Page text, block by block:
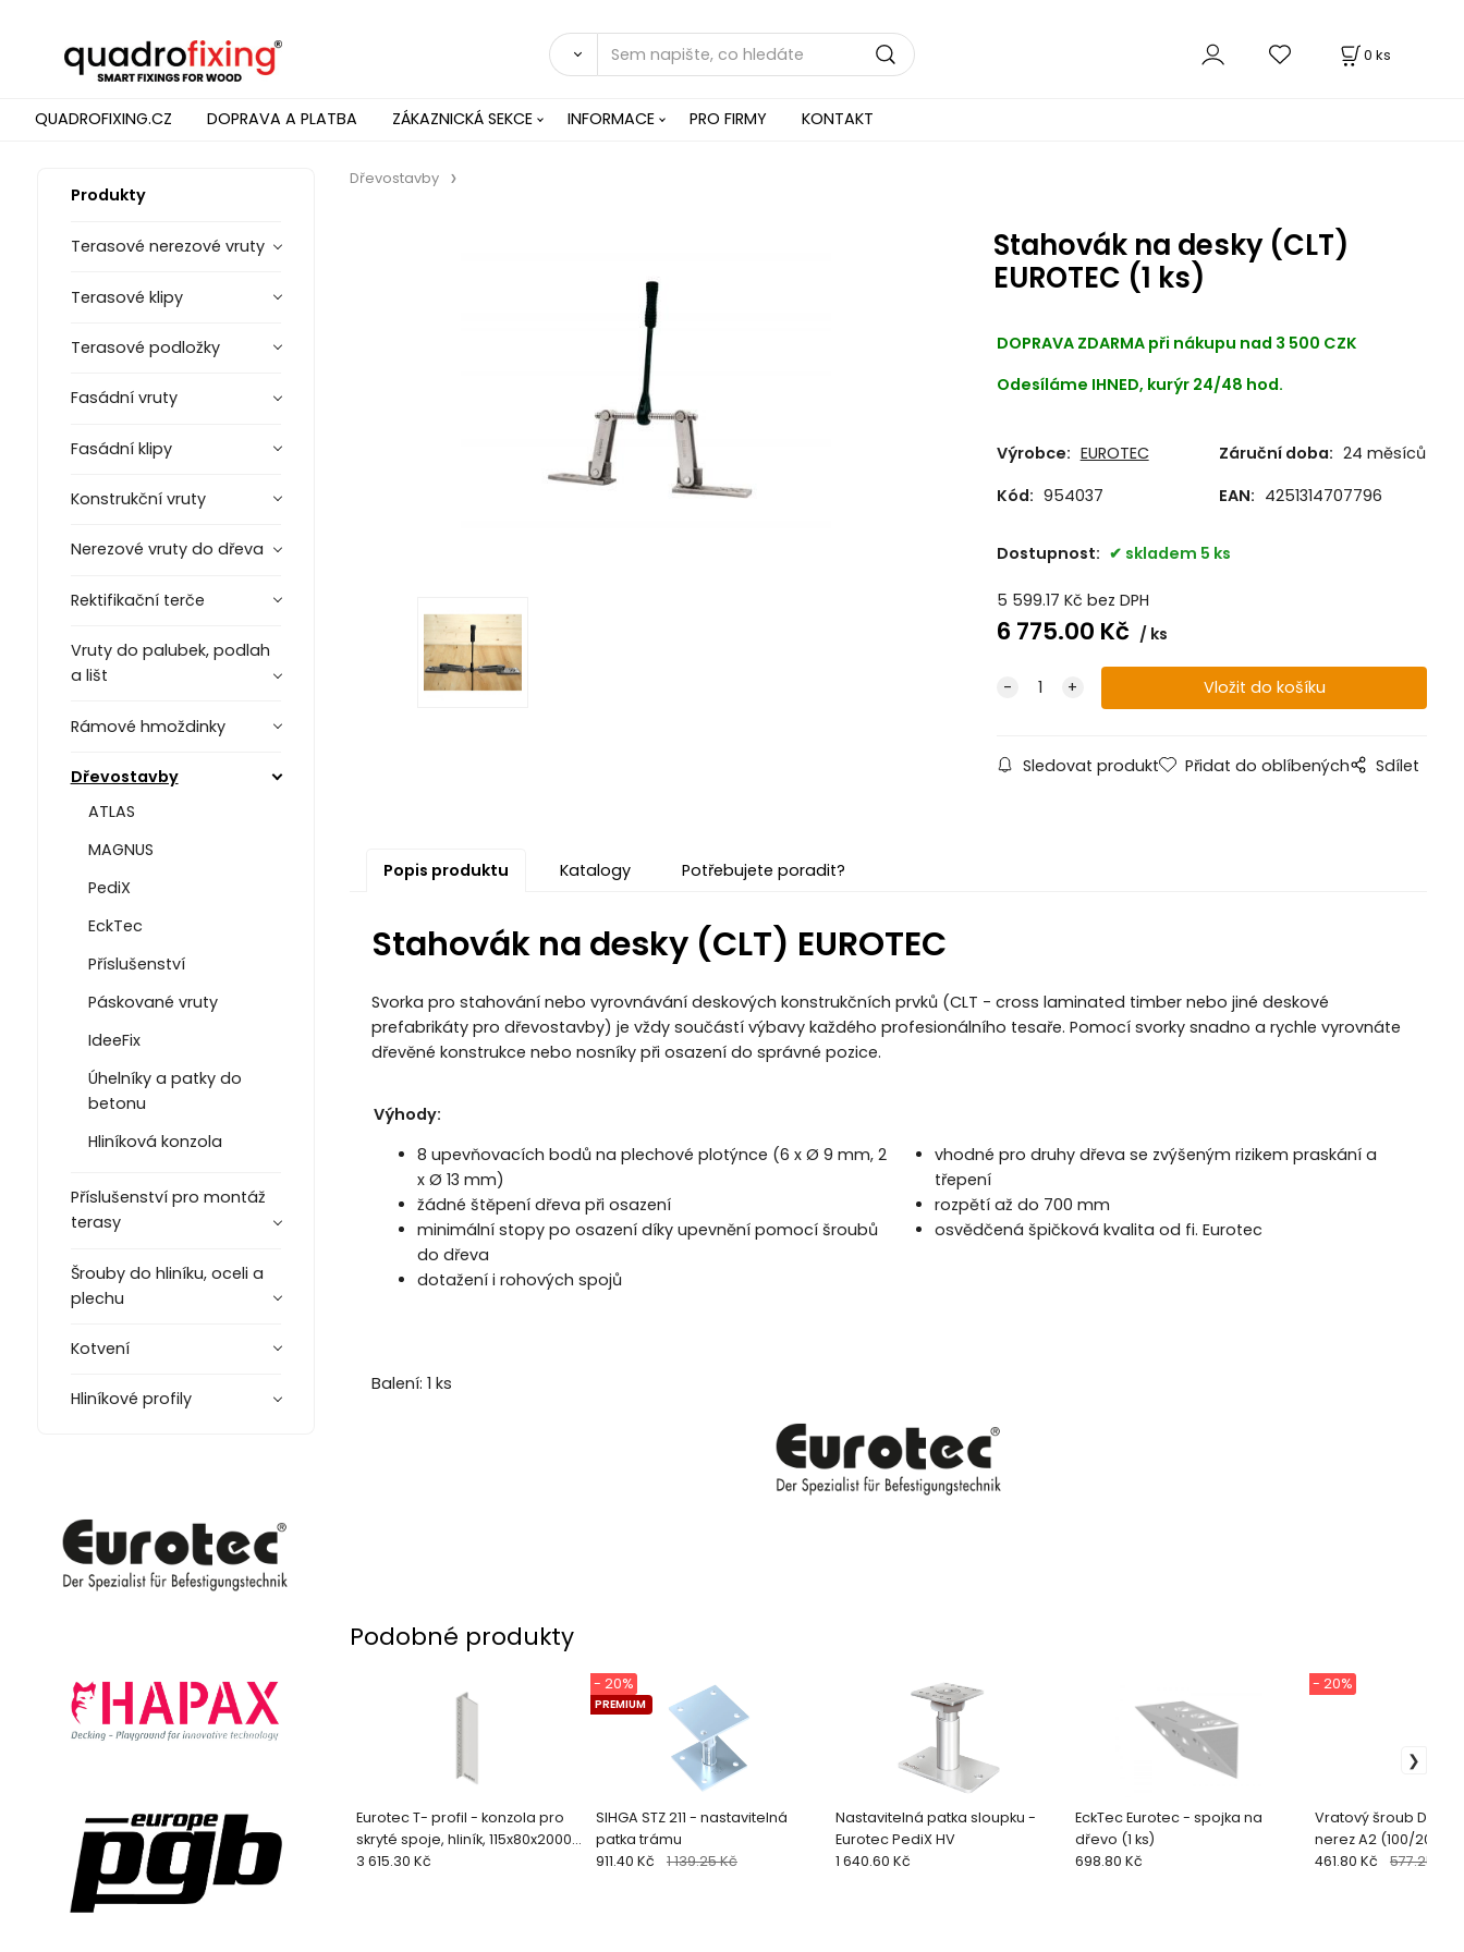
0 ks
QUADROFIXING.CZ DOPRAVA A PLATBA ZÁKAZNICKÁ SEKCE INFORMACE PRO FIRMY KONTAKT
Produkty
Terasové nerezové vruty
Terasové klipy
Terasové podložky
Fasádní vruty
Fasádní klipy
Konstrukční vruty
Nerezové vruty do dřeva
Rektifikační terče
Vruty do palubek, podlah
a lišt
Rámové hmoždinky
Dřevostavby
ATLAS
MAGNUS
PediX
EckTec
Příslušenství
Páskované vruty
IdeeFix
Úhelníky a patky do
betonu
Hliníková konzola
Příslušenství pro montáž
terasy
Šrouby do hliníku, oceli a
plechu
Kotvení
Hliníkové profily
Dřevostavby
Stahovák na desky (CLT)
EUROTEC (1 ks)
DOPRAVA ZDARMA při nákupu nad 3 500 CZK
Odesíláme IHNED, kurýr 24/48 hod.
Výrobce: EUROTEC Záruční doba: 24 měsíců
Kód: 954037 EAN: 4251314707796
Dostupnost: skladem 5 ks
5 599.17 Kč bez DPH
6 775.00 Kč ks
Sledovat produkt Přidat do oblíbených Sdílet
Popis produktu Katalogy Potřebujete poradit?
Stahovák na desky (CLT) EUROTEC
Svorka pro stahování nebo vyrovnávání deskových konstrukčních prvků (CLT - cross laminated timber nebo jiné deskové
prefabrikáty pro dřevostavby) je vždy součástí výbavy každého profesionálního tesaře. Pomocí svorky snadno a rychle vyrovnáte
dřevěné konstrukce nebo nosníky při osazení do správné pozice.
Výhody:
8 upevňovacích bodů na plechové plotýnce (6 x Ø 9 mm, 2
x Ø 13 mm)
žádné štěpení dřeva při osazení
minimální stopy po osazení díky upevnění pomocí šroubů
do dřeva
dotažení i rohových spojů
vhodné pro druhy dřeva se zvýšeným rizikem praskání a
třepení
rozpětí až do 700 mm
osvědčená špičková kvalita od fi. Eurotec
Balení: 1 ks
Podobné produkty
Eurotec T- profil - konzola pro
skryté spoje, hliník, 115x80x2000
mm
3 615.30 Kč
SIHGA STZ 211 - nastavitelná
patka trámu
PREMIUM
- 20%
911.40 Kč 1 139.25 Kč
Nastavitelná patka sloupku -
Eurotec PediX HV
1 640.60 Kč
EckTec Eurotec - spojka na
dřevo (1 ks)
698.80 Kč
Vratový šroub DIN
nerez A2 (100/200 ks)
- 20%
461.80 Kč 577.25 Kč